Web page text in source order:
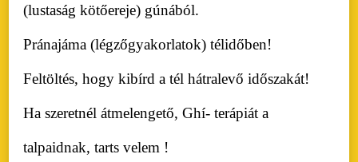
(lustaság kötőereje) gúnából.
Pránajáma (légzőgyakorlatok) télidőben!
Feltöltés, hogy kibírd a tél hátralevő időszakát!
Ha szeretnél átmelengető, Ghí- terápiát a
talpaidnak, tarts velem !